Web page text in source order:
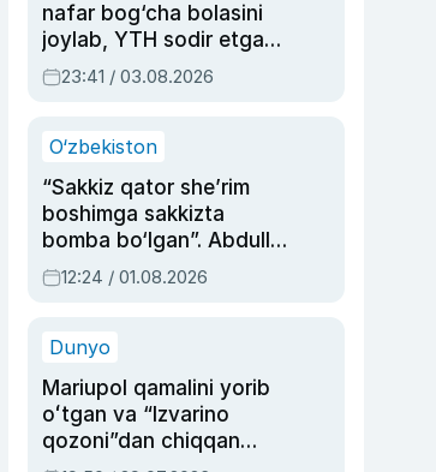
nafar bog‘cha bolasini
joylab, YTH sodir etgan
ayolga sud hukmi o‘qildi
23:41 / 03.08.2026
O‘zbekiston
“Sakkiz qator she’rim
boshimga sakkizta
bomba bo‘lgan”. Abdulla
Oripovni siyosiy
ayblovlardan asrab
12:24 / 01.08.2026
Dunyo
Mariupol qamalini yorib
oʻtgan va “Izvarino
qozoni”dan chiqqan
qahramon — Ukraina